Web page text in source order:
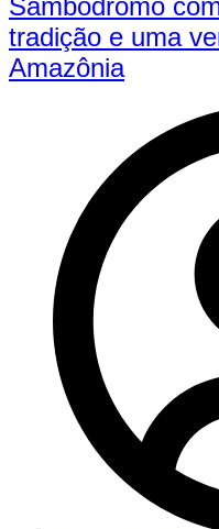
Sambódromo
tradição e uma
Amazônia